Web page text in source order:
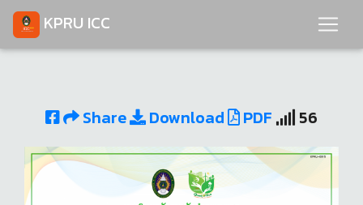
KPRU ICC
Share Download PDF 56